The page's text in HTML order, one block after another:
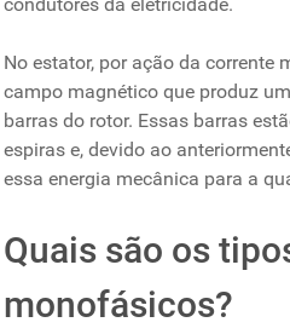
No estator, por ação da corrente
campo magnético que produz
barras do rotor. Essas barras
espiras e, devido ao
essa energia mecânica para a
Quais são os
monofásicos?